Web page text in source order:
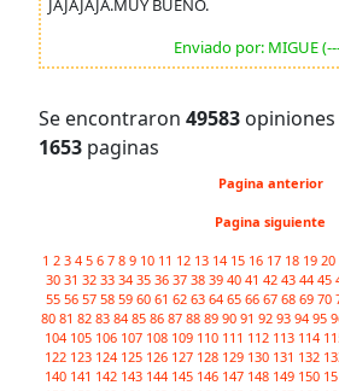
JAJAJAJA.MUY BUENO.
Enviado por: MIGUE
Se encontraron 49583
1653 paginas
Pagina anterior
Pagina siguiente
1 2 3 4 5 6 7 8 9 10 11 12 13 14 15 16 17 18 19 20
30 31 32 33 34 35 36 37 38 39 40 41 42 43 44 45
55 56 57 58 59 60 61 62 63 64 65 66 67 68 69 70
80 81 82 83 84 85 86 87 88 89 90 91 92 93 94 95
104 105 106 107 108 109 110 111 112 113 114
122 123 124 125 126 127 128 129 130 131 132
140 141 142 143 144 145 146 147 148 149 150